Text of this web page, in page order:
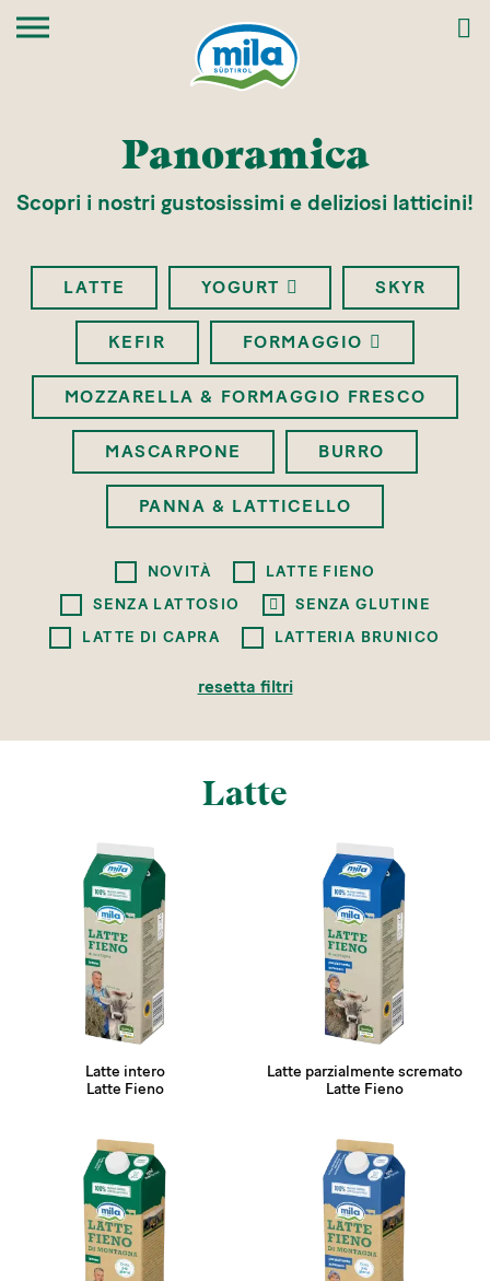
Panoramica
Scopri i nostri gustosissimi e deliziosi latticini!
LATTE YOGURT SKYR
KEFIR FORMAGGIO
MOZZARELLA & FORMAGGIO FRESCO
MASCARPONE BURRO
PANNA & LATTICELLO
NOVITÀ
LATTE FIENO
SENZA LATTOSIO
SENZA GLUTINE
LATTE DI CAPRA
LATTERIA BRUNICO
resetta filtri
Latte
Latte intero
Latte Fieno
Latte parzialmente scremato
Latte Fieno